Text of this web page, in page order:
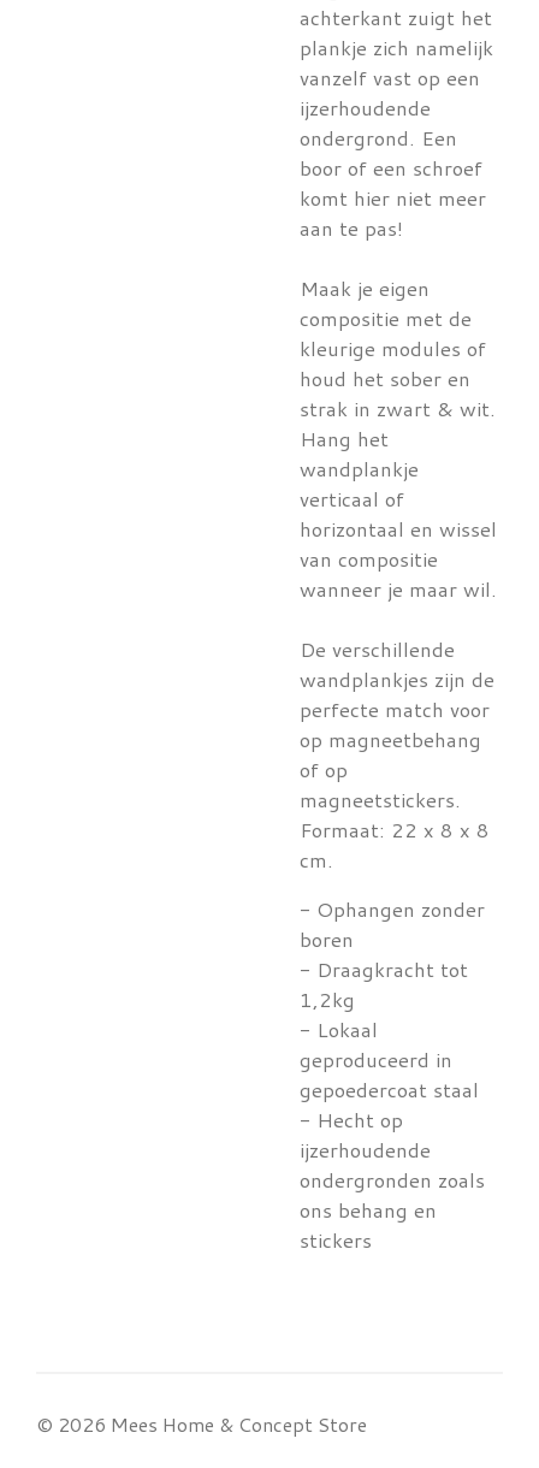
achterkant zuigt het
plankje zich namelijk
vanzelf vast op een
ijzerhoudende
ondergrond. Een
boor of een schroef
komt hier niet meer
aan te pas!
Maak je eigen
compositie met de
kleurige modules of
houd het sober en
strak in zwart & wit.
Hang het
wandplankje
verticaal of
horizontaal en wissel
van compositie
wanneer je maar wil.
De verschillende
wandplankjes zijn de
perfecte match voor
op magneetbehang
of op
magneetstickers.
Formaat: 22 x 8 x 8
cm.
- Ophangen zonder
boren
- Draagkracht tot
1,2kg
- Lokaal
geproduceerd in
gepoedercoat staal
- Hecht op
ijzerhoudende
ondergronden zoals
ons behang en
stickers
© 2026 Mees Home & Concept Store